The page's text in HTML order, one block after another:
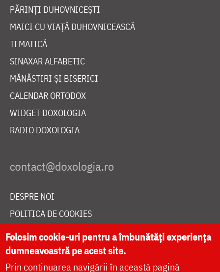
PĂRINȚI DUHOVNICEȘTI
MAICI CU VIAȚĂ DUHOVNICEASCĂ
TEMATICĂ
SINAXAR ALFABETIC
MĂNĂSTIRI ȘI BISERICI
CALENDAR ORTODOX
WIDGET DOXOLOGIA
RADIO DOXOLOGIA
DESPRE NOI
POLITICA DE COOKIES
DONEAZĂ ONLINE PENTRU CATEDRALA NAȚIONALĂ
LIVE
Folosim cookie-uri pentru a îmbunătăți experiența
dumneavoastră pe acest site.
Prin continuarea navigării în această pagină